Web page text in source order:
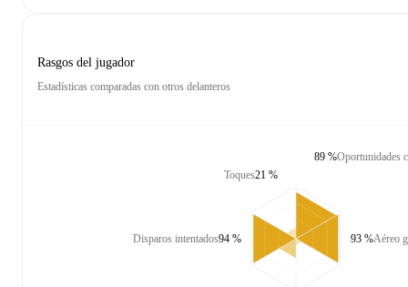
Rasgos del jugador
Estadísticas comparadas con otros delanteros
Toques21 %
Disparos intentados94 %
Oportunidades
89 %
Aéreo
93 %